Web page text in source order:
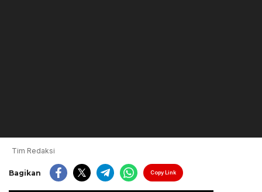
Tim Redaksi
Bagikan Copy Link